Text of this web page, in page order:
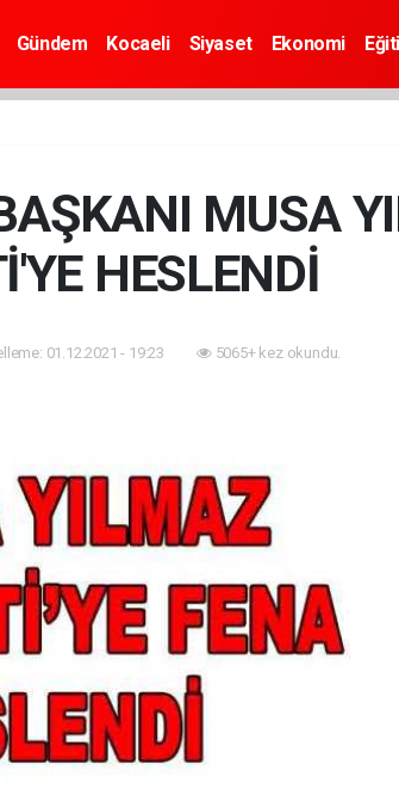
Gündem Kocaeli Siyaset Ekonomi
MUSA
HESLENDİ
01.12.2021 - 19:23 5065+ kez okundu.